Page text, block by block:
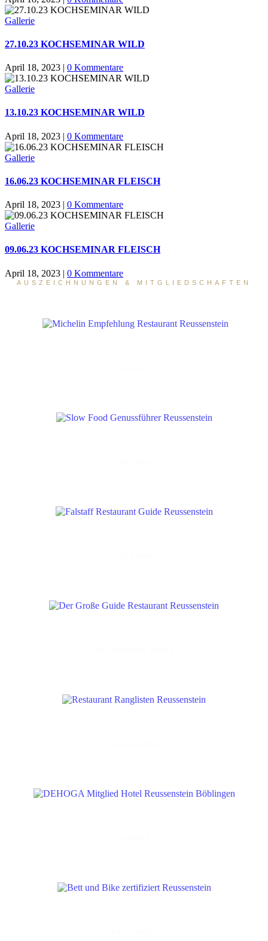
Gallerie
27.10.23 KOCHSEMINAR WILD
April 18, 2023 | 0 Kommentare
Gallerie
13.10.23 KOCHSEMINAR WILD
April 18, 2023 | 0 Kommentare
Gallerie
16.06.23 KOCHSEMINAR FLEISCH
April 18, 2023 | 0 Kommentare
Gallerie
09.06.23 KOCHSEMINAR FLEISCH
April 18, 2023 | 0 Kommentare
AUSZEICHNUNGEN & MITGLIEDSCHAFTEN